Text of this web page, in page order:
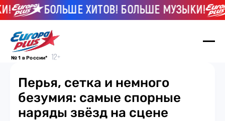
БОЛЬШЕ ХИТОВ! БОЛЬШЕ МУЗЫКИ!
№ 1 в России*
Перья, сетка и немного
безумия: самые спорные
наряды звёзд на сцене